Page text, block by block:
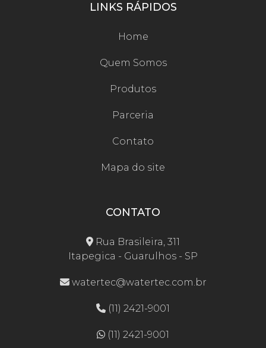
LINKS RÁPIDOS
Home
Quem Somos
Produtos
Parceria
Contato
Mapa do site
CONTATO
Rua Brasileira, 311
Itapegica - Guarulhos - SP
watertec@watertec.com.br
(11) 2421-9001
(11) 2421-9001